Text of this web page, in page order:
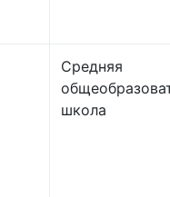
Средняя
школа